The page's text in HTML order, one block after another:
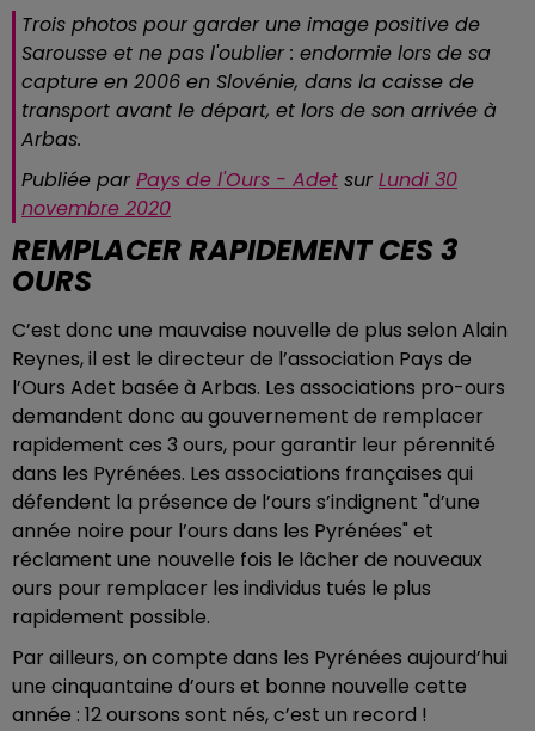
Trois photos pour garder une image positive de
Sarousse et ne pas l'oublier : endormie lors de sa
capture en 2006 en Slovénie, dans la caisse de
transport avant le départ, et lors de son arrivée à
Arbas.
Publiée par Pays de l'Ours - Adet sur Lundi 30
novembre 2020
REMPLACER RAPIDEMENT CES 3
OURS
C’est donc une mauvaise nouvelle de plus selon Alain
Reynes, il est le directeur de l’association Pays de
l’Ours Adet basée à Arbas. Les associations pro-ours
demandent donc au gouvernement de remplacer
rapidement ces 3 ours, pour garantir leur pérennité
dans les Pyrénées. Les associations françaises qui
défendent la présence de l’ours s’indignent "d’une
année noire pour l’ours dans les Pyrénées" et
réclament une nouvelle fois le lâcher de nouveaux
ours pour remplacer les individus tués le plus
rapidement possible.
Par ailleurs, on compte dans les Pyrénées aujourd’hui
une cinquantaine d’ours et bonne nouvelle cette
année : 12 oursons sont nés, c’est un record !